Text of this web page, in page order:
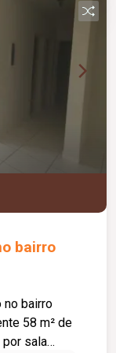
para
vagas de
Uma
um
para
bairro
no bairro
58 m² de
por sala